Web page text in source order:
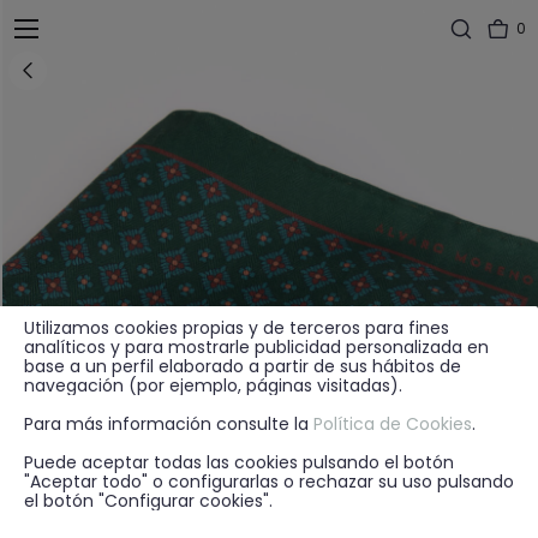
0
Utilizamos cookies propias y de terceros para fines
analíticos y para mostrarle publicidad personalizada en
base a un perfil elaborado a partir de sus hábitos de
navegación (por ejemplo, páginas visitadas).
Para más información consulte la Política de Cookies.
Puede aceptar todas las cookies pulsando el botón
"Aceptar todo" o configurarlas o rechazar su uso pulsando
el botón "Configurar cookies".